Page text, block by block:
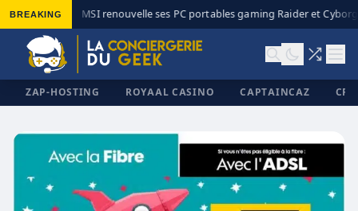
BREAKING MSI renouvelle ses PC portables gaming Raider et
ZAP-HOSTING ROYAAL CASINO CAPTAINCAZ
✕